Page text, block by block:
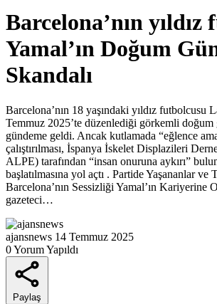
Barcelona’nın
Yamal’ın Doğum
Skandalı
Barcelona’nın 18 yaşındaki yıldız futbolcusu
Temmuz 2025’te düzenlediği görkemli
gündeme geldi. Ancak kutlamada “eğlence
çalıştırılması, İspanya İskelet Displazileri
ALPE) tarafından “insan onuruna aykırı”
başlatılmasına yol açtı . Partide Yaşananlar ve
Barcelona’nın Sessizliği Yamal’ın Kariyerine
gazeteci…
ajansnews 14 Temmuz 2025
0 Yorum Yapıldı
Paylaş